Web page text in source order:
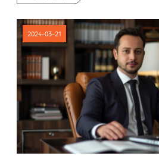
2024-03-21